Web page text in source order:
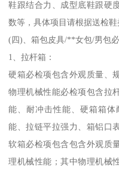
鞋跟结合力、成型底鞋跟硬
数等，具体项目请根据送检鞋
(四)、箱包皮具/**女包/男包
1、拉杆箱：
硬箱必检项包含外观质量、
物理机械性能必检项包含拉
能、耐冲击性能、硬箱箱
能、拉链平拉强力、箱铝口
软箱必检项包含包含外观质
理机械性能；其中物理机械